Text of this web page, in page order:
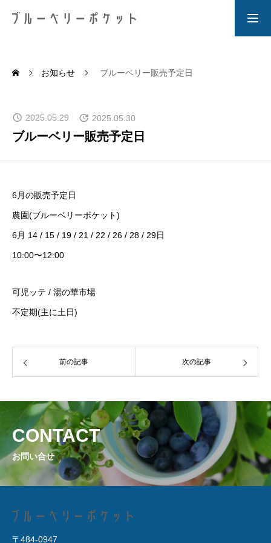
ホーム
お知らせ
ABOUT US
私たちについて
PRODUCT
PICKING
ブルーベリー狩りについて
笑八の部屋
ACCESS
アクセス
Instagram
インスタグラム
お問い合わせ
お知らせ ブルーベリー販売予定日
2025.05.29 2025.05.30
ブルーベリー販売予定日
6月の販売予定日
農園(ブルーベリーポケット)
6月 14 / 15 / 19 / 21 / 22 / 26 / 28 / 29日
10:00〜12:00
可児ッテ / 湯の華市場
不定期(主に土日)
前の記事 次の記事
CONTACT
お問い合せ
〒484-0947